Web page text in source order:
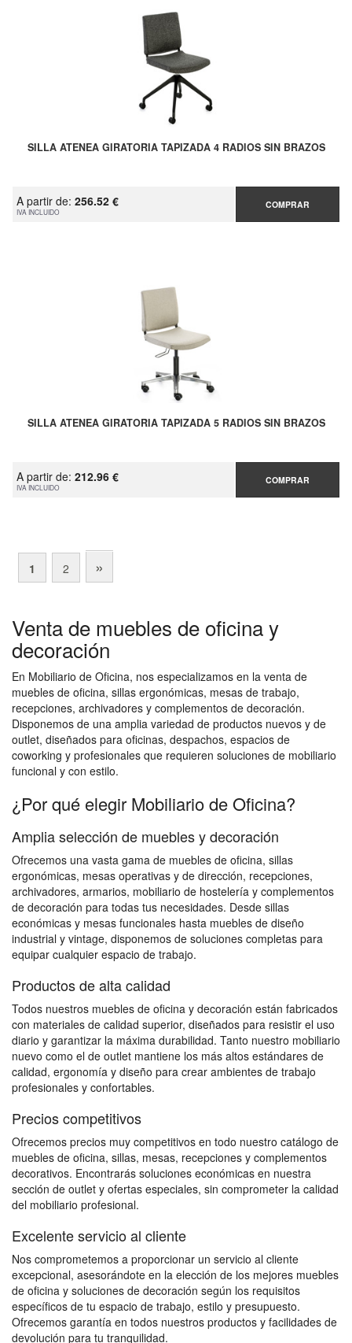
SILLA ATENEA GIRATORIA TAPIZADA 4 RADIOS SIN BRAZOS
A partir de: 256.52 €
IVA INCLUIDO
COMPRAR
SILLA ATENEA GIRATORIA TAPIZADA 5 RADIOS SIN BRAZOS
A partir de: 212.96 €
IVA INCLUIDO
COMPRAR
1 2 »
Venta de muebles de oficina y
decoración
En Mobiliario de Oficina, nos especializamos en la venta de
muebles de oficina, sillas ergonómicas, mesas de trabajo,
recepciones, archivadores y complementos de decoración.
Disponemos de una amplia variedad de productos nuevos y de
outlet, diseñados para oficinas, despachos, espacios de
coworking y profesionales que requieren soluciones de mobiliario
funcional y con estilo.
¿Por qué elegir Mobiliario de Oficina?
Amplia selección de muebles y decoración
Ofrecemos una vasta gama de muebles de oficina, sillas
ergonómicas, mesas operativas y de dirección, recepciones,
archivadores, armarios, mobiliario de hostelería y complementos
de decoración para todas tus necesidades. Desde sillas
económicas y mesas funcionales hasta muebles de diseño
industrial y vintage, disponemos de soluciones completas para
equipar cualquier espacio de trabajo.
Productos de alta calidad
Todos nuestros muebles de oficina y decoración están fabricados
con materiales de calidad superior, diseñados para resistir el uso
diario y garantizar la máxima durabilidad. Tanto nuestro mobiliario
nuevo como el de outlet mantiene los más altos estándares de
calidad, ergonomía y diseño para crear ambientes de trabajo
profesionales y confortables.
Precios competitivos
Ofrecemos precios muy competitivos en todo nuestro catálogo de
muebles de oficina, sillas, mesas, recepciones y complementos
decorativos. Encontrarás soluciones económicas en nuestra
sección de outlet y ofertas especiales, sin comprometer la calidad
del mobiliario profesional.
Excelente servicio al cliente
Nos comprometemos a proporcionar un servicio al cliente
excepcional, asesorándote en la elección de los mejores muebles
de oficina y soluciones de decoración según los requisitos
específicos de tu espacio de trabajo, estilo y presupuesto.
Ofrecemos garantía en todos nuestros productos y facilidades de
devolución para tu tranquilidad.